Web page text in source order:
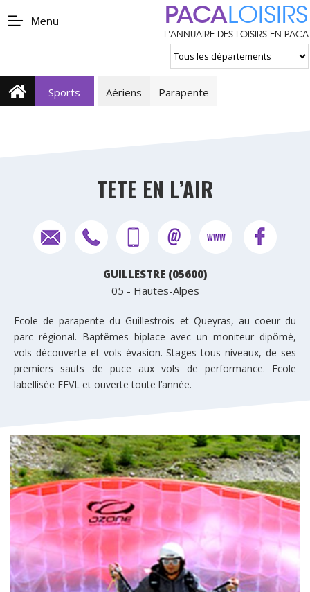
Menu PACALOISIRS
L'ANNUAIRE DES LOISIRS EN PACA
Sports Aériens Parapente
TETE EN L’AIR
GUILLESTRE (05600)
05 - Hautes-Alpes
Ecole de parapente du Guillestrois et Queyras, au coeur du
parc régional. Baptêmes biplace avec un moniteur dipômé,
vols découverte et vols évasion. Stages tous niveaux, de ses
premiers sauts de puce aux vols de performance. Ecole
labellisée FFVL et ouverte toute l’année.